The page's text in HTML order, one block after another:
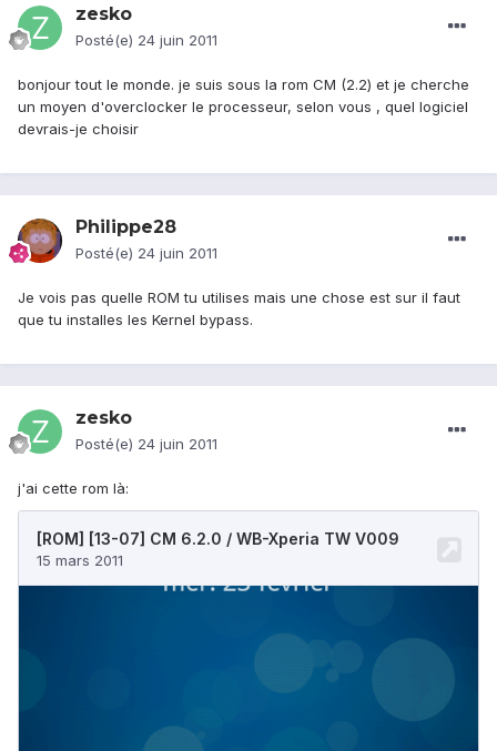
zesko
Posté(e) 24 juin 2011
bonjour tout le monde. je suis sous la rom CM (2.2) et je cherche
un moyen d'overclocker le processeur, selon vous , quel logiciel
devrais-je choisir
Philippe28
Posté(e) 24 juin 2011
Je vois pas quelle ROM tu utilises mais une chose est sur il faut
que tu installes les Kernel bypass.
zesko
Posté(e) 24 juin 2011
j'ai cette rom là: